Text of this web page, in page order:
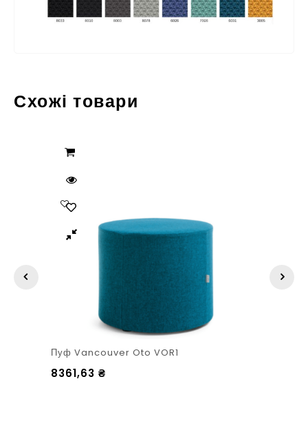
Схожі товари
Пуф Vancouver Oto VOR1
8361,63 ₴